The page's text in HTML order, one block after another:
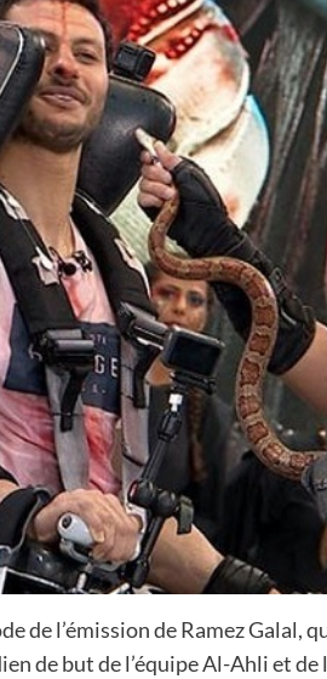
de l’émission de Ramez Galal,
de but de l’équipe Al-Ahli et